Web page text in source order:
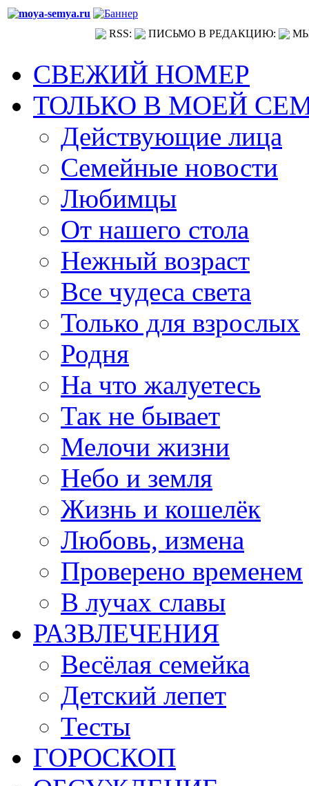
RSS: ПИСЬМО В РЕДАКЦИЮ:
СВЕЖИЙ НОМЕР
ТОЛЬКО В МОЕЙ
Действующие лица
Семейные новости
Любимцы
От нашего стола
Нежный возраст
Все чудеса света
Только для взрослых
Родня
На что жалуетесь
Так не бывает
Мелочи жизни
Небо и земля
Жизнь и кошелёк
Любовь, измена
Проверено временем
В лучах славы
РАЗВЛЕЧЕНИЯ
Весёлая семейка
Детский лепет
Тесты
ГОРОСКОП